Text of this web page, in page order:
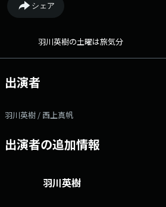
シェア
羽川英樹の土曜は旅気分
出演者
羽川英樹 / 西上真帆
出演者の追加情報
羽川英樹